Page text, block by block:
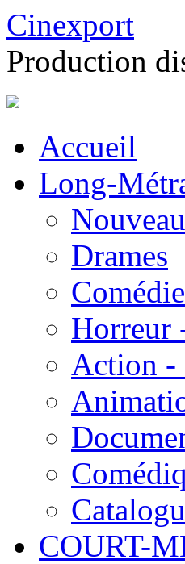
Cinexport
Production
Accueil
Long-
Drames
Horreur
Action -
COURT-